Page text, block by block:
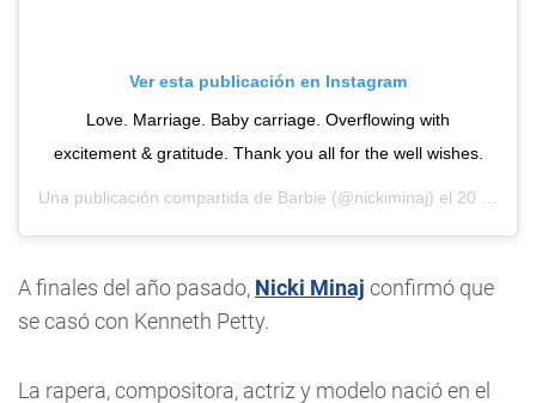
Ver esta publicación en Instagram
Love. Marriage. Baby carriage. Overflowing with
excitement & gratitude. Thank you all for the well wishes.
Una publicación compartida de Barbie (@nickiminaj) el 20 Jul, 2020 a las 8:08 PDT
A finales del año pasado, Nicki Minaj confirmó que
se casó con Kenneth Petty.
La rapera, compositora, actriz y modelo nació en el